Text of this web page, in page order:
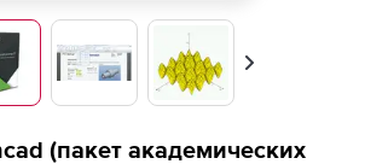
Вперед
(пакет академических